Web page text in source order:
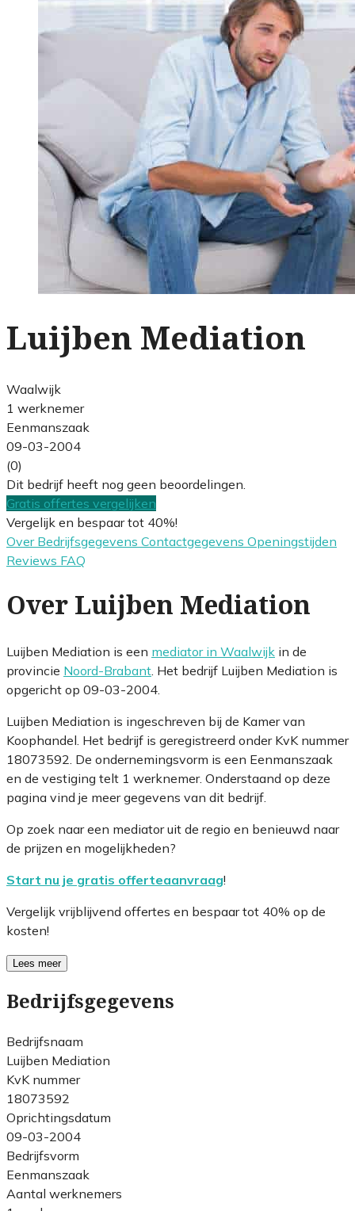
Luijben Mediation
Waalwijk
1 werknemer
Eenmanszaak
09-03-2004
(0)
Dit bedrijf heeft nog geen beoordelingen.
Gratis offertes vergelijken
Vergelijk en bespaar tot 40%!
Over Bedrijfsgegevens Contactgegevens Openingstijden
Reviews FAQ
Over Luijben Mediation
Luijben Mediation is een mediator in Waalwijk in de
provincie Noord-Brabant . Het bedrijf Luijben Mediation is
opgericht op 09-03-2004.
Luijben Mediation is ingeschreven bij de Kamer van
Koophandel. Het bedrijf is geregistreerd onder KvK nummer
18073592. De ondernemingsvorm is een Eenmanszaak
en de vestiging telt 1 werknemer. Onderstaand op deze
pagina vind je meer gegevens van dit bedrijf.
Op zoek naar een mediator uit de regio en benieuwd naar
de prijzen en mogelijkheden?
Start nu je gratis offerteaanvraag!
Vergelijk vrijblijvend offertes en bespaar tot 40% op de
kosten!
Lees meer
Bedrijfsgegevens
Bedrijfsnaam
Luijben Mediation
KvK nummer
18073592
Oprichtingsdatum
09-03-2004
Bedrijfsvorm
Eenmanszaak
Aantal werknemers